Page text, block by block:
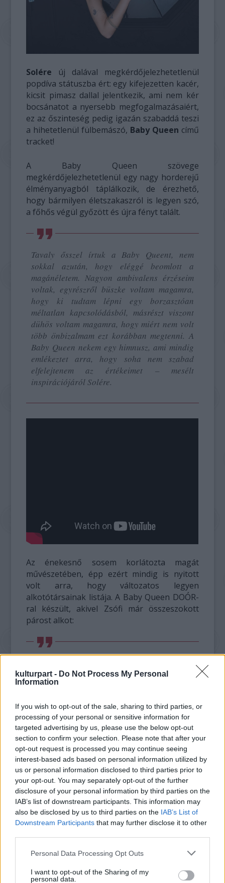
kulturpart - Do Not Process My Personal
Information
If you wish to opt-out of the sale, sharing to third parties, or
processing of your personal or sensitive information for
targeted advertising by us, please use the below opt-out
section to confirm your selection. Please note that after your
opt-out request is processed you may continue seeing
interest-based ads based on personal information utilized by
us or personal information disclosed to third parties prior to
your opt-out. You may separately opt-out of the further
disclosure of your personal information by third parties on the
IAB’s list of downstream participants. This information may
also be disclosed by us to third parties on the IAB’s List of
Downstream Participants that may further disclose it to other
Please note that this website/app uses one or more Google
not limited to your visit or usage behaviour. You may click to
Personal Data Processing Opt Outs
I want to opt-out of the Sharing of my
personal data.
Solére új dalával megkérdőjelezhetetlenül
popdíva státuszba ért: egy kifejezetten kacér,
kicsit pimasz dallal jelentkezik, ami nem kér
bocsánatot a nyersebb megfogalmazásaiért,
ez az őszinteség pedig igazán szabaddá teszi
a hihetetlenül fülbemászó, Baby Queen című
tracket!
A Baby Queen szövege
megkérdőjelezhetetlenül egy nagy horderejű
élményanyagból táplálkozik, de érezhető,
hogy bármilyen életszakaszról is legyen szó,
a főhős végül győzött és újra fényt talált.
Tavaly ősszel írtuk a Baby Queent, nem
sokkal azután, hogy eléggé beomlott a
magánéletem. Nagyon ambivalens érzéseim
voltak, egyrészről büszke voltam magamra,
hogy ki tudtam lépni egy borzasztóan
méltatlan kapcsolódásból, másrészt viszont
dühös voltam magamra, hogy miért nem volt
több önbizalmam ezt korábban megtenni. A
Baby Queen nekem egy himnusz, ami mindig
emlékeztet arra, hogy soha nem szabad
elfelejtenem az értékeimet– mesélt
inspirációjáról Solére.
Az énekesnő sosem korlátozta magát
művészetében, épp ezért mindig is nyitott
volt arra, hogy változatos legyen
alkotótársainak listája. A Baby Queen DOÓR-
ral készült, akivel Zsófi már összeszokott
párost alkot:
az ilyen, 4 óra alatt kigurult a dal, ezeket
hívom igazi flow élménynek.
Az új single Solére szeptemberben érkező új
albumát is hirdeti, nemrégiben pedig egy, a
RollYourMind-dal kollaborációban készült live
session felvételen egy másik kiadatlant is
megmutatott a nagyközönségnek.
Azt gondolom, hogy ez a két dal nagyon
szépen mutatja a közelgő lemez érzelmi
skálájának a sarkait. Az Úgy szépben újra
megengedem magamnak, hogy álmodozzak
ami még előttem van és tudom, hogy biztosan